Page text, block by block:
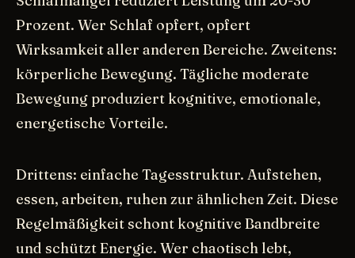
Prozent. Wer Schlaf opfert, opfert
Wirksamkeit aller anderen Bereiche. Zweitens:
körperliche Bewegung. Tägliche moderate
Bewegung produziert kognitive, emotionale,
energetische Vorteile.
Drittens: einfache Tagesstruktur. Aufstehen,
essen, arbeiten, ruhen zur ähnlichen Zeit. Diese
Regelmäßigkeit schont kognitive Bandbreite
und schützt Energie. Wer chaotisch lebt,